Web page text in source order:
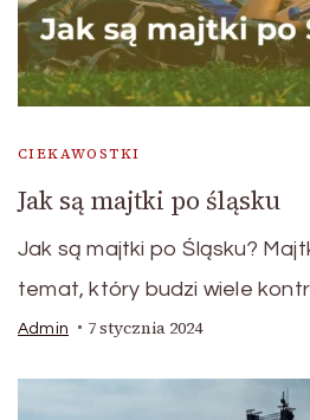
CIEKAWOSTKI
Jak są majtki po śląsku
Jak są majtki po Śląsku?
temat, który budzi wiele
Admin 7 stycznia 2024